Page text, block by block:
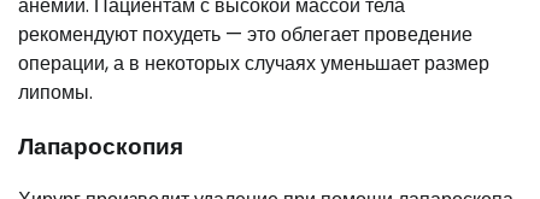
рекомендуют похудеть — это облегает проведение
операции, а в некоторых случаях уменьшает размер
липомы.
Лапароскопия